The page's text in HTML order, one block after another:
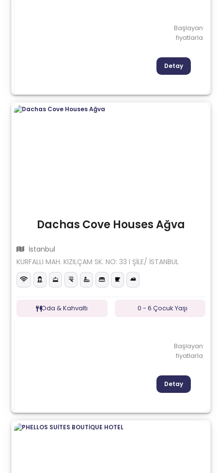
Başlayan
fiyatlarla
Detay
Dachas Cove Houses Ağva
İstanbul
KURFALLI MAH. KIZILÇAM SK. NO: 33 I ŞİLE/ İSTANBUL
Oda & Kahvaltı 0 - 6 Çocuk Yaşı
Başlayan
fiyatlarla
Detay